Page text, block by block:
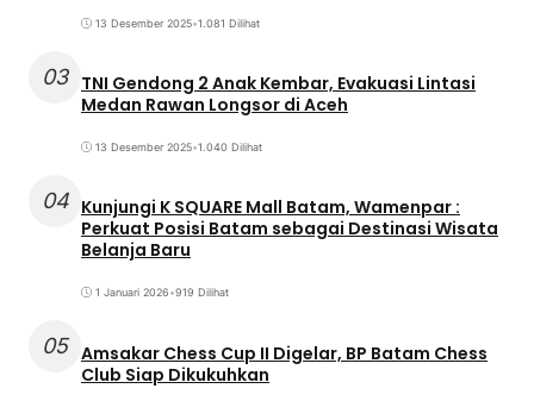
13 Desember 2025•1.081 Dilihat
03 TNI Gendong 2 Anak Kembar, Evakuasi Lintasi
Medan Rawan Longsor di Aceh
13 Desember 2025•1.040 Dilihat
04 Kunjungi K SQUARE Mall Batam, Wamenpar :
Perkuat Posisi Batam sebagai Destinasi Wisata
Belanja Baru
1 Januari 2026•919 Dilihat
05 Amsakar Chess Cup II Digelar, BP Batam Chess
Club Siap Dikukuhkan